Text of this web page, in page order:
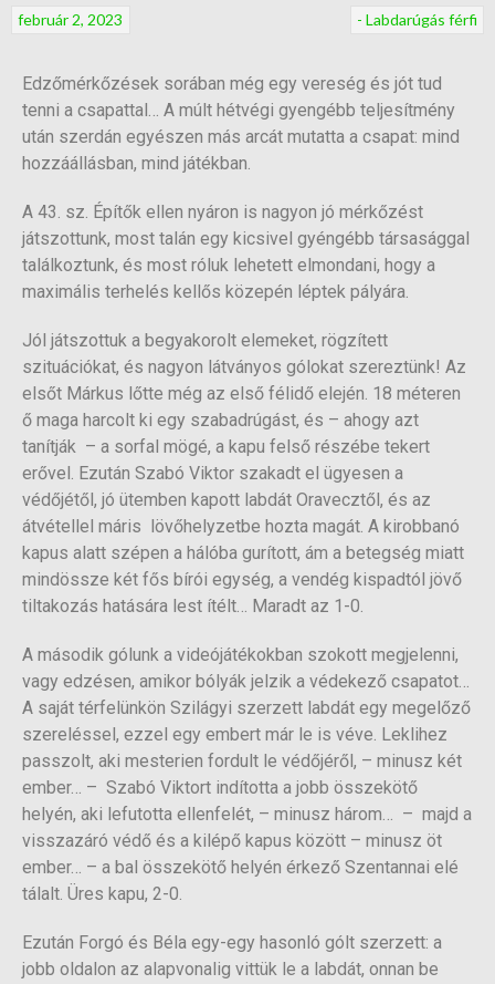
- Labdarúgás férfi
február 2, 2023
Edzőmérkőzések sorában még egy vereség és jót tud
tenni a csapattal… A múlt hétvégi gyengébb teljesítmény
után szerdán egyészen más arcát mutatta a csapat: mind
hozzáállásban, mind játékban.
A 43. sz. Építők ellen nyáron is nagyon jó mérkőzést
játszottunk, most talán egy kicsivel gyéngébb társasággal
találkoztunk, és most róluk lehetett elmondani, hogy a
maximális terhelés kellős közepén léptek pályára.
Jól játszottuk a begyakorolt elemeket, rögzített
szituációkat, és nagyon látványos gólokat szereztünk! Az
elsőt Márkus lőtte még az első félidő elején. 18 méteren
ő maga harcolt ki egy szabadrúgást, és – ahogy azt
tanítják – a sorfal mögé, a kapu felső részébe tekert
erővel. Ezután Szabó Viktor szakadt el ügyesen a
védőjétől, jó ütemben kapott labdát Oravecztől, és az
átvétellel máris lövőhelyzetbe hozta magát. A kirobbanó
kapus alatt szépen a hálóba gurított, ám a betegség miatt
mindössze két fős bírói egység, a vendég kispadtól jövő
tiltakozás hatására lest ítélt… Maradt az 1-0.
A második gólunk a videójátékokban szokott megjelenni,
vagy edzésen, amikor bólyák jelzik a védekező csapatot…
A saját térfelünkön Szilágyi szerzett labdát egy megelőző
szereléssel, ezzel egy embert már le is véve. Leklihez
passzolt, aki mesterien fordult le védőjéről, – minusz két
ember… – Szabó Viktort indította a jobb összekötő
helyén, aki lefutotta ellenfelét, – minusz három… – majd a
visszazáró védő és a kilépő kapus között – minusz öt
ember… – a bal összekötő helyén érkező Szentannai elé
tálalt. Üres kapu, 2-0.
Ezután Forgó és Béla egy-egy hasonló gólt szerzett: a
jobb oldalon az alapvonalig vittük le a labdát, onnan be